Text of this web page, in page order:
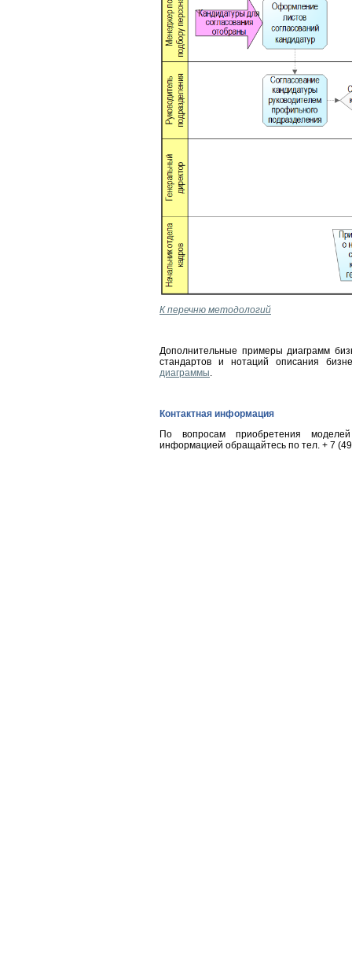
К перечню методологий
Дополнительные примеры диаграмм
стандартов и нотаций описания
диаграммы.
Контактная информация
По вопросам приобретения
информацией обращайтесь по тел. + 7